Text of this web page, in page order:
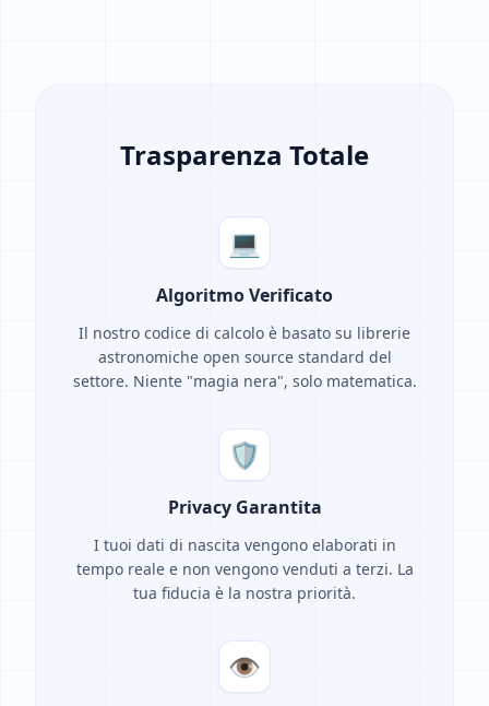
Trasparenza Totale
💻
Algoritmo Verificato
Il nostro codice di calcolo è basato su librerie
astronomiche open source standard del
settore. Niente "magia nera", solo matematica.
🛡️
Privacy Garantita
I tuoi dati di nascita vengono elaborati in
tempo reale e non vengono venduti a terzi. La
tua fiducia è la nostra priorità.
👁️